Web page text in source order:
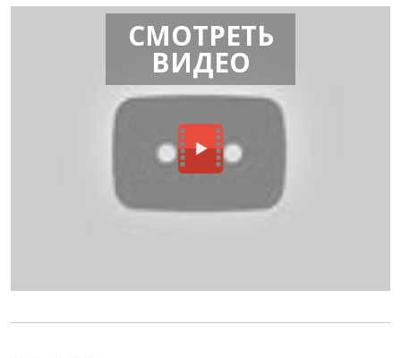
СМОТРЕТЬ
ВИДЕО